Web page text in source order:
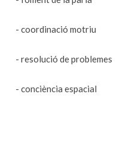
- coordinació motriu
- resolució de problemes
- conciència espacial